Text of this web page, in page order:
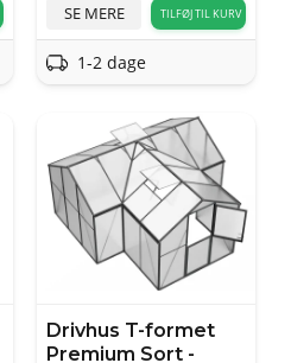
SE MERE TILFØJ TIL KURV
1-2 dage
Drivhus T-formet
Premium Sort -